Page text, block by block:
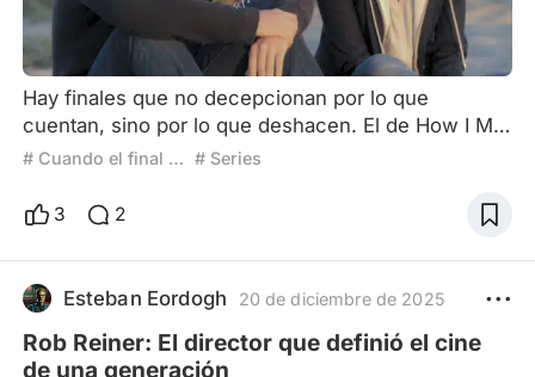
Hay finales que no decepcionan por lo que
cuentan, sino por lo que deshacen. El de How I Met
Your Mother no arruinó solo una historia:
espectadores que habían crecido con la promesa
segundas oportunidades— todavía podía tener
sentido. Porque durante nueve temporadas, Ted
Mosby no fue solo un romántico empedern
# Cuando el final lo arruina todo # Series
3 2
Esteban Eordogh 20 de diciembre de 2025
Rob Reiner: El director que definió el cine
de una generación